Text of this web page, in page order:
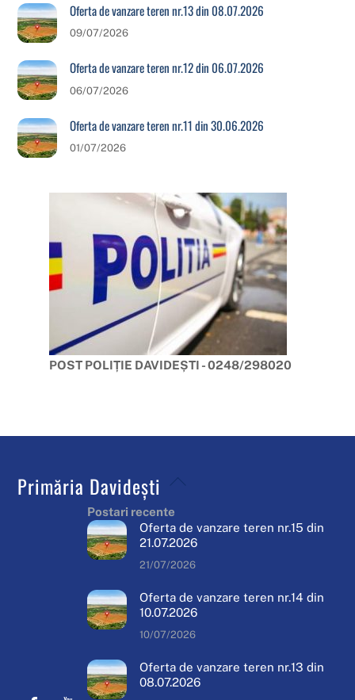
Oferta de vanzare teren nr.13 din 08.07.2026
09/07/2026
Oferta de vanzare teren nr.12 din 06.07.2026
06/07/2026
Oferta de vanzare teren nr.11 din 30.06.2026
01/07/2026
POST POLIȚIE DAVIDEȘTI - 0248/298020
Back
Primăria Davidești
FacebookYoutube
Postari recente
Oferta de vanzare teren nr.15 din
21.07.2026
21/07/2026
Oferta de vanzare teren nr.14 din
10.07.2026
10/07/2026
Oferta de vanzare teren nr.13 din
08.07.2026